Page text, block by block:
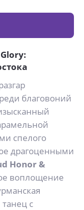
благовоний
спелого
драгоценными
Honor &
воплощение
с